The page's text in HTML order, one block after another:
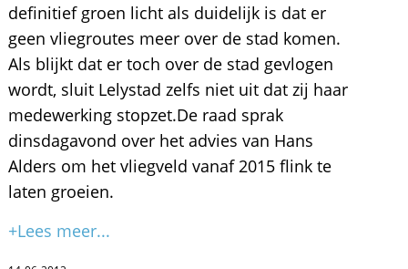
definitief groen licht als duidelijk is dat er
geen vliegroutes meer over de stad komen.
Als blijkt dat er toch over de stad gevlogen
wordt, sluit Lelystad zelfs niet uit dat zij haar
medewerking stopzet.De raad sprak
dinsdagavond over het advies van Hans
Alders om het vliegveld vanaf 2015 flink te
laten groeien.
+Lees meer...